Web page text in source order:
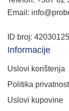
Email:
ID broj:
Informacije
Uslovi korištenja
Politika
Uslovi kupovine